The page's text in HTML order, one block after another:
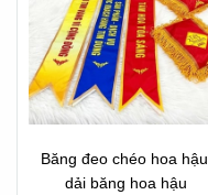
Băng đeo chéo hoa hậu,
dải băng hoa hậu